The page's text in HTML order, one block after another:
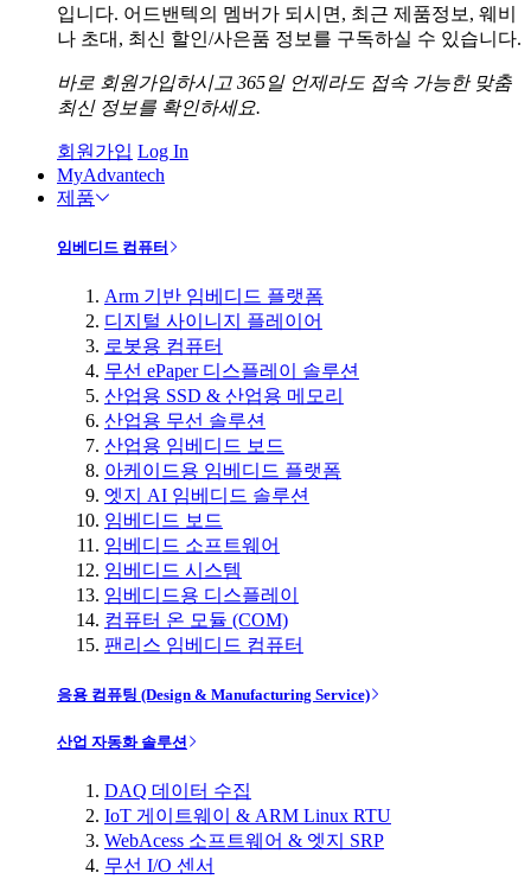
입니다. 어드밴텍의 멤버가 되시면, 최근 제품정보, 웨비
나 초대, 최신 할인/사은품 정보를 구독하실 수 있습니다.
바로 회원가입하시고 365일 언제라도 접속 가능한 맞춤
최신 정보를 확인하세요.
회원가입 Log In
MyAdvantech
제품
임베디드 컴퓨터
Arm 기반 임베디드 플랫폼
디지털 사이니지 플레이어
로봇용 컴퓨터
무선 ePaper 디스플레이 솔루션
산업용 SSD & 산업용 메모리
산업용 무선 솔루션
산업용 임베디드 보드
아케이드용 임베디드 플랫폼
엣지 AI 임베디드 솔루션
임베디드 보드
임베디드 소프트웨어
임베디드 시스템
임베디드용 디스플레이
컴퓨터 온 모듈 (COM)
팬리스 임베디드 컴퓨터
응용 컴퓨팅 (Design & Manufacturing Service)
산업 자동화 솔루션
DAQ 데이터 수집
IoT 게이트웨이 & ARM Linux RTU
WebAcess 소프트웨어 & 엣지 SRP
무선 I/O 센서